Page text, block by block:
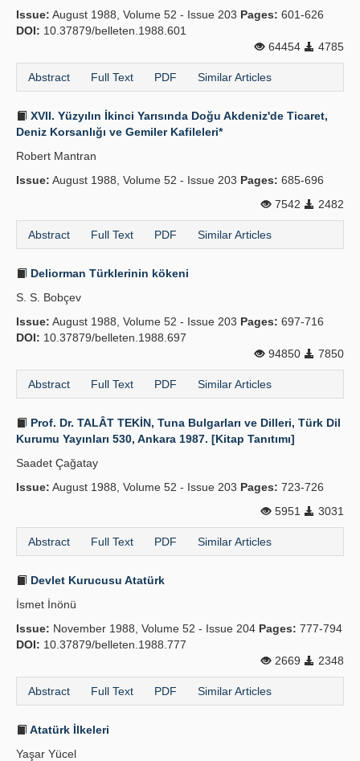
Issue: August 1988, Volume 52 - Issue 203 Pages: 601-626
DOI: 10.37879/belleten.1988.601
64454
4785
Abstract Full Text PDF Similar Articles
XVII. Yüzyılın İkinci Yarısında Doğu Akdeniz'de Ticaret,
Deniz Korsanlığı ve Gemiler Kafileleri*
Robert Mantran
Issue: August 1988, Volume 52 - Issue 203 Pages: 685-696
7542
2482
Abstract Full Text PDF Similar Articles
Deliorman Türklerinin kökeni
S. S. Bobçev
Issue: August 1988, Volume 52 - Issue 203 Pages: 697-716
DOI: 10.37879/belleten.1988.697
94850
7850
Abstract Full Text PDF Similar Articles
Prof. Dr. TALÂT TEKİN, Tuna Bulgarları ve Dilleri, Türk Dil
Kurumu Yayınları 530, Ankara 1987. [Kitap Tanıtımı]
Saadet Çağatay
Issue: August 1988, Volume 52 - Issue 203 Pages: 723-726
5951
3031
Abstract Full Text PDF Similar Articles
Devlet Kurucusu Atatürk
İsmet İnönü
Issue: November 1988, Volume 52 - Issue 204 Pages: 777-794
DOI: 10.37879/belleten.1988.777
2669
2348
Abstract Full Text PDF Similar Articles
Atatürk İlkeleri
Yaşar Yücel